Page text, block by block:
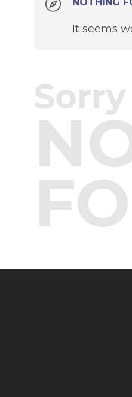
It seems
Sorry